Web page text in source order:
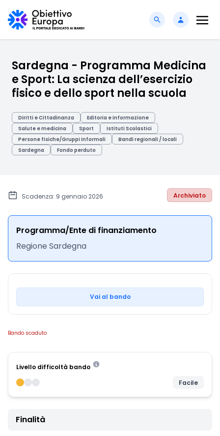
Sardegna - Programma Medicina
e Sport: La scienza dell’esercizio
fisico e dello sport nella scuola
Diritti e Cittadinanza
Editoria e informazione
Salute e medicina
Sport
Istituti Scolastici
Persone fisiche/Gruppi informali
Bandi regionali / locali
Sardegna
Fondo perduto
Scadenza: 9 gennaio 2026 Archiviato
Programma/Ente di finanziamento
Regione Sardegna
Vai al bando
Bando scaduto
Livello difficoltà bando
Facile
Finalità